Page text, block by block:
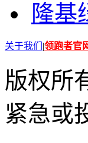
隆基
关于我们 |领跑者官
版权所
紧急或